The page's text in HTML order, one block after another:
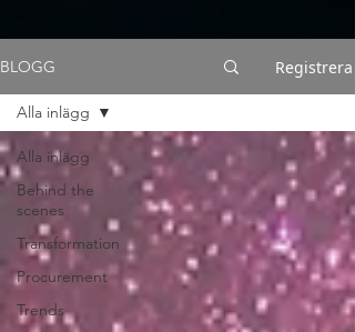
BLOGG Registrera
Alla inlägg
Behind the
scenes
Transformation
Procurement
Trends
Alla inlägg